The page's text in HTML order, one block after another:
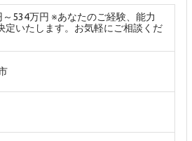
534万円 ※あなたのご経験、能力
定いたします。お気軽にご相談くだ